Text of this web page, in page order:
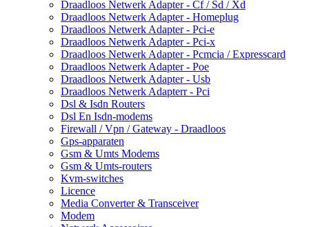
Draadloos Netwerk Adapter - Cf / Sd / Xd
Draadloos Netwerk Adapter - Homeplug
Draadloos Netwerk Adapter - Pci-e
Draadloos Netwerk Adapter - Pci-x
Draadloos Netwerk Adapter - Pcmcia / Expresscard
Draadloos Netwerk Adapter - Poe
Draadloos Netwerk Adapter - Usb
Draadloos Netwerk Adapterr - Pci
Dsl & Isdn Routers
Dsl En Isdn-modems
Firewall / Vpn / Gateway - Draadloos
Gps-apparaten
Gsm & Umts Modems
Gsm & Umts-routers
Kvm-switches
Licence
Media Converter & Transceiver
Modem